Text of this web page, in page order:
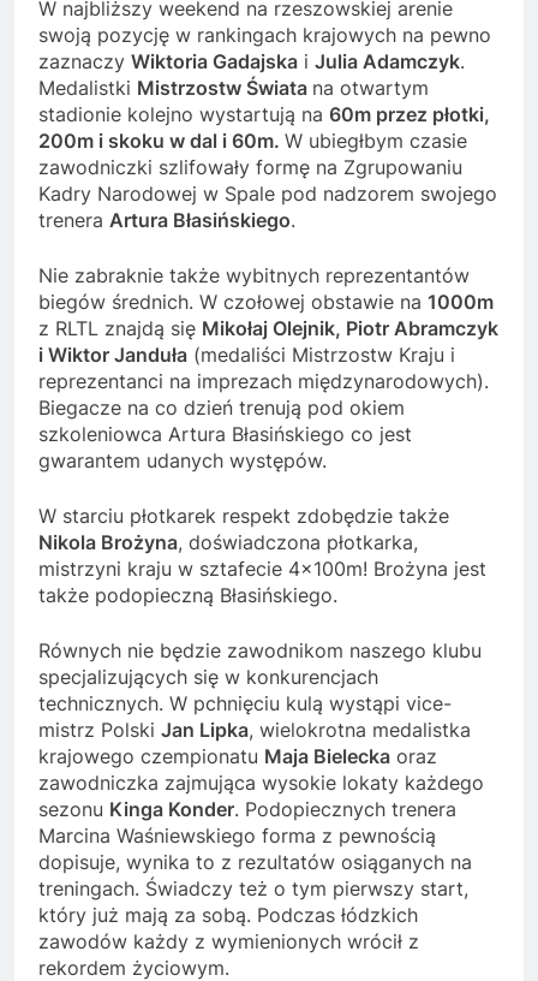
W najbliższy weekend na rzeszowskiej arenie
swoją pozycję w rankingach krajowych na pewno
zaznaczy Wiktoria Gadajska i Julia Adamczyk.
Medalistki Mistrzostw Świata na otwartym
stadionie kolejno wystartują na 60m przez płotki,
200m i skoku w dal i 60m. W ubiegłbym czasie
zawodniczki szlifowały formę na Zgrupowaniu
Kadry Narodowej w Spale pod nadzorem swojego
trenera Artura Błasińskiego.
Nie zabraknie także wybitnych reprezentantów
biegów średnich. W czołowej obstawie na 1000m
z RLTL znajdą się Mikołaj Olejnik, Piotr Abramczyk
i Wiktor Janduła (medaliści Mistrzostw Kraju i
reprezentanci na imprezach międzynarodowych).
Biegacze na co dzień trenują pod okiem
szkoleniowca Artura Błasińskiego co jest
gwarantem udanych występów.
W starciu płotkarek respekt zdobędzie także
Nikola Brożyna, doświadczona płotkarka,
mistrzyni kraju w sztafecie 4x100m! Brożyna jest
także podopieczną Błasińskiego.
Równych nie będzie zawodnikom naszego klubu
specjalizujących się w konkurencjach
technicznych. W pchnięciu kulą wystąpi vice-
mistrz Polski Jan Lipka, wielokrotna medalistka
krajowego czempionatu Maja Bielecka oraz
zawodniczka zajmująca wysokie lokaty każdego
sezonu Kinga Konder. Podopiecznych trenera
Marcina Waśniewskiego forma z pewnością
dopisuje, wynika to z rezultatów osiąganych na
treningach. Świadczy też o tym pierwszy start,
który już mają za sobą. Podczas łódzkich
zawodów każdy z wymienionych wrócił z
rekordem życiowym.